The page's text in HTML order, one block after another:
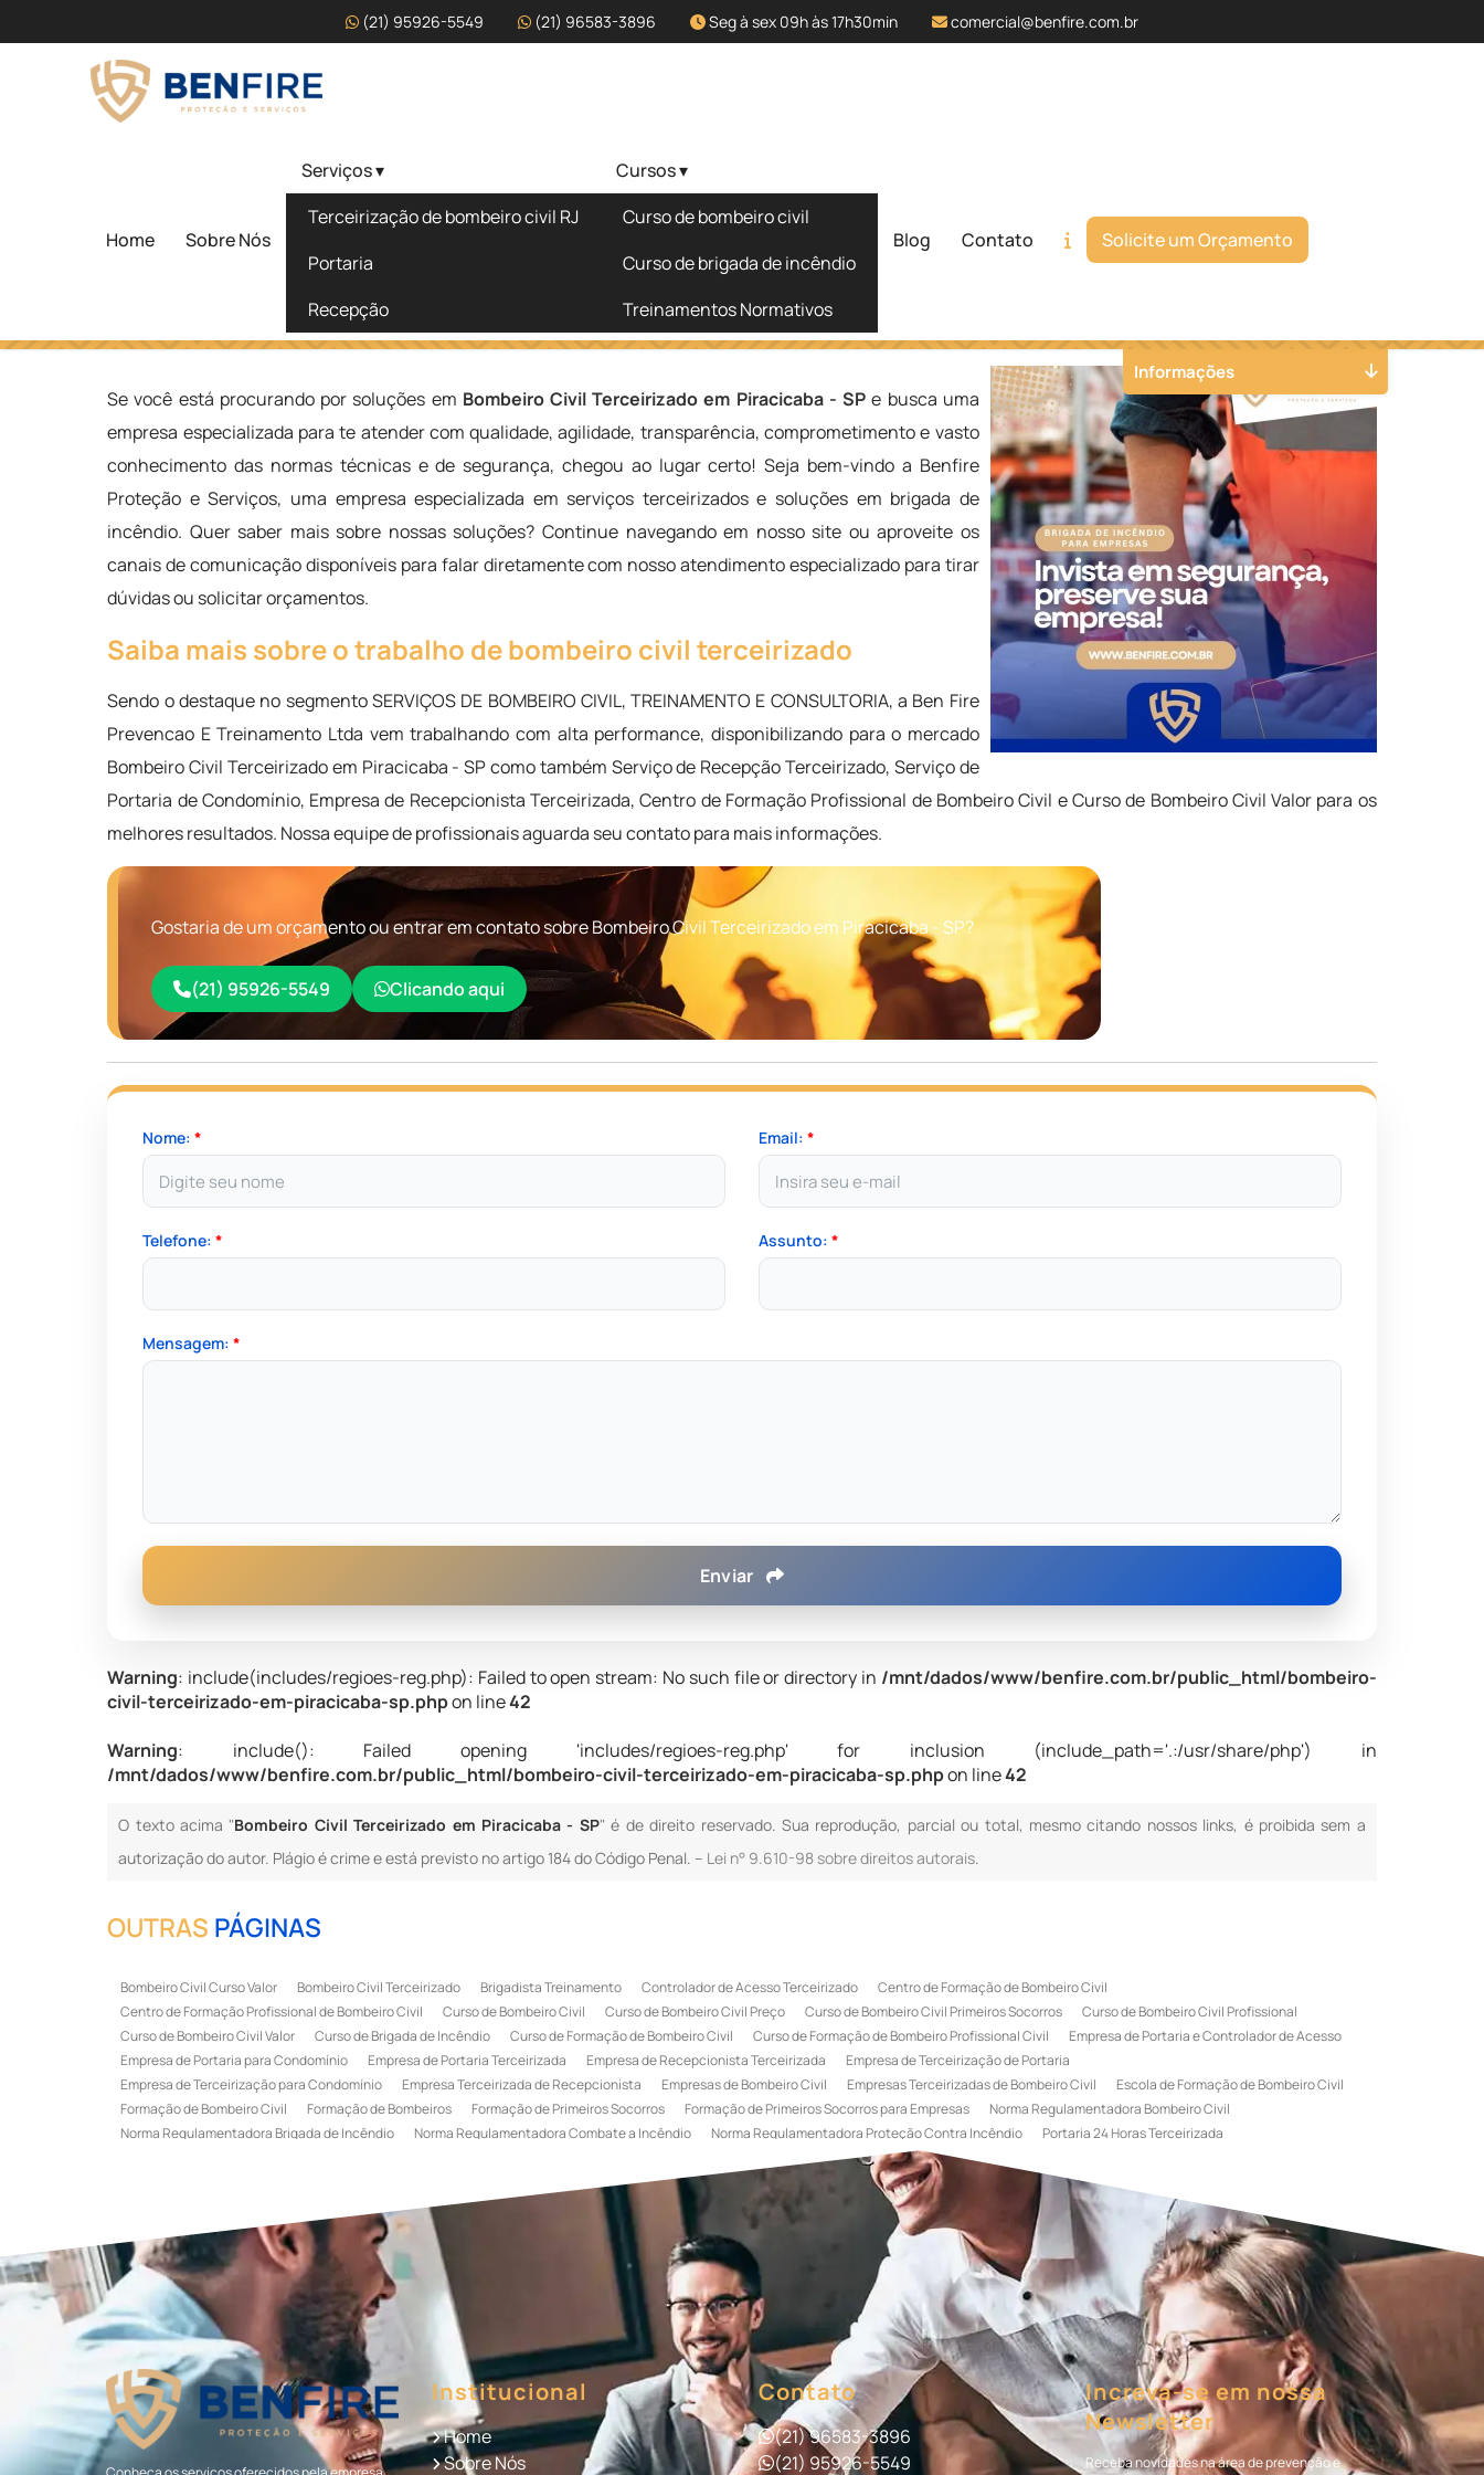
(21) 95926-5549 (21) 96583-3896 Seg à sex 09h às 17h30min comercial@benfire.com.br
Home Sobre Nós
Serviços ▾
Terceirização de bombeiro civil RJ
Portaria
Recepção
Cursos ▾
Curso de bombeiro civil
Curso de brigada de incêndio
Treinamentos Normativos
Blog Contato Solicite um Orçamento
Bombeiro Civil Terceirizado em
Piracicaba - SP
Bombeiro Civil Terceirizado em Piracicaba - SP
Solicite um Orçamento Chame no WhatsApp
Se você está procurando por soluções em Bombeiro Civil Terceirizado em Piracicaba - SPe busca uma
empresa especializada para te atender com qualidade, agilidade, transparência, comprometimento e vasto
conhecimento das normas técnicas e de segurança, chegou ao lugar certo! Seja bem-vindo a Benfire
Proteção e Serviços, uma empresa especializada em serviços terceirizados e soluções em brigada de
incêndio. Quer saber mais sobre nossas soluções? Continue navegando em nosso site ou aproveite os
canais de comunicação disponíveis para falar diretamente com nosso atendimento especializado para tirar
dúvidas ou solicitar orçamentos.
Saiba mais sobre o trabalho de bombeiro civil terceirizado
Sendo o destaque no segmento SERVIÇOS DE BOMBEIRO CIVIL, TREINAMENTO E CONSULTORIA, a Ben Fire
Prevencao E Treinamento Ltda vem trabalhando com alta performance, disponibilizando para o mercado
Bombeiro Civil Terceirizado em Piracicaba - SP como também Serviço de Recepção Terceirizado, Serviço de
Portaria de Condomínio, Empresa de Recepcionista Terceirizada, Centro de Formação Profissional de Bombeiro Civil e Curso de Bombeiro Civil Valor para os
melhores resultados. Nossa equipe de profissionais aguarda seu contato para mais informações.
Gostaria de um orçamento ou entrar em contato sobre Bombeiro Civil Terceirizado em Piracicaba - SP?
(21) 95926-5549 Clicando aqui
Nome:* Email: *
Telefone:* Assunto: *
Mensagem:*
Enviar
Warning: include(includes/regioes-reg.php): Failed to open stream: No such file or directory in /mnt/dados/www/benfire.com.br/public_html/bombeiro-
civil-terceirizado-em-piracicaba-sp.phpon line42
Warning: include(): Failed opening 'includes/regioes-reg.php' for inclusion (include_path='.:/usr/share/php') in
/mnt/dados/www/benfire.com.br/public_html/bombeiro-civil-terceirizado-em-piracicaba-sp.phpon line42
O texto acima "Bombeiro Civil Terceirizado em Piracicaba - SP" é de direito reservado. Sua reprodução, parcial ou total, mesmo citando nossos links, é proibida sem a
autorização do autor. Plágio é crime e está previsto no artigo 184 do Código Penal. – Lei n° 9.610-98 sobre direitos autorais.
Informações
OUTRAS PÁGINAS
Bombeiro Civil Curso Valor Bombeiro Civil Terceirizado Brigadista Treinamento Controlador de Acesso Terceirizado
Centro de Formação de Bombeiro Civil
Centro de Formação Profissional de Bombeiro Civil
Curso de Bombeiro Civil Curso de Bombeiro Civil Preço Curso de Bombeiro Civil Primeiros Socorros
Curso de Bombeiro Civil Profissional
Curso de Bombeiro Civil Valor
Curso de Brigada de Incêndio Curso de Formação de Bombeiro Civil Curso de Formação de Bombeiro Profissional Civil
Empresa de Portaria e Controlador de Acesso
Empresa de Portaria para Condomínio
Empresa de Portaria Terceirizada Empresa de Recepcionista Terceirizada
Empresa de Terceirização de Portaria
Empresa de Terceirização para Condomínio
Empresa Terceirizada de Recepcionista Empresas de Bombeiro Civil Empresas Terceirizadas de Bombeiro Civil
Escola de Formação de Bombeiro Civil
Formação de Bombeiro Civil
Formação de Bombeiros Formação de Primeiros Socorros Formação de Primeiros Socorros para Empresas
Norma Regulamentadora Bombeiro Civil
Norma Regulamentadora Brigada de Incêndio
Norma Regulamentadora Combate a Incêndio Norma Regulamentadora Proteção Contra Incêndio
Portaria 24 Horas Terceirizada
Serviço de Portaria Remota
Serviço de Portaria Terceirizada
Serviço Especializado em Terceirização de Bombeiro Civil Terceirização de Bombeiro Terceirização de Bombeiro Civil
Terceirização de Portaria
Terceirização de Recepcionista Terceirização de Serviços de Recepcionistas Treinamento de Bombeiro Civil Treinamento de Bombeiros
Treinamento de Brigada
Treinamento de Brigada de Emergência
Treinamento de Brigada de Incêndio Treinamento de Brigada de Incêndio Valor
Treinamento de Brigadista de Incêndio
Treinamento de Combate a Incêndio NR 23
Treinamento de Incêndio Treinamento de Prevenção e Combate a Incêndio
Treinamento de Primeiro Socorros
Treinamento de Primeiros Socorros para CIPA
Treinamento de Primeiros Socorros para Empresas
Institucional
Home
Sobre Nós
Contato
(21) 96583-3896
(21) 95926-5549
Increva-se em nossa
Newsletter
Receba novidades na área de prevenção e